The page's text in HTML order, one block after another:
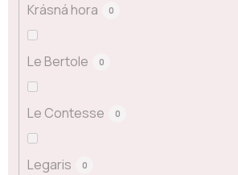
Krásná hora 0
Le Bertole 0
Le Contesse 0
Legaris 0